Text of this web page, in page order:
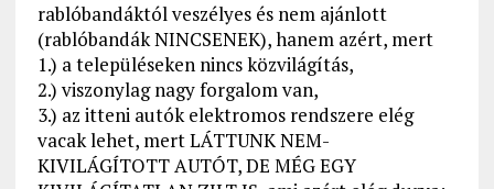
rablóbandáktól veszélyes és nem ajánlott
(rablóbandák NINCSENEK), hanem azért, mert
1.) a településeken nincs közvilágítás,
2.) viszonylag nagy forgalom van,
3.) az itteni autók elektromos rendszere elég
vacak lehet, mert LÁTTUNK NEM-
KIVILÁGÍTOTT AUTÓT, DE MÉG EGY